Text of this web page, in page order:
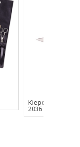
Kiepe Ψαλιδάκι
2036 3,5"